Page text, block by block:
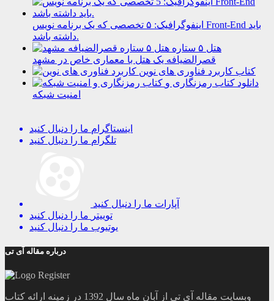
اینفوگرافیک: ۵ تخصصی که یک برنامه نویس Front-End باید
داشته باشد.
هتل ۵ ستاره
قصرالضیافه یک هتل با معماری خاص در مشهد
کتاب کاربرد فناوری های نوین
دانلود کتاب رمزنگاری و
امنیت شبکه
اینستاگرام ما را دنبال کنید
تلگرام ما را دنبال کنید
آپارات ما را دنبال کنید
توییتر ما را دنبال کنید
یوتیوب ما را دنبال کنید
درباره مقاله آی تی
وبسایت مقاله آی تی از آبان ماه سال 1392 در زمینه ارائه کتاب